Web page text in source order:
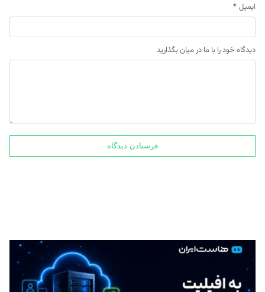
ایمیل *
دیدگاه خود را با ما در میان بگذارید